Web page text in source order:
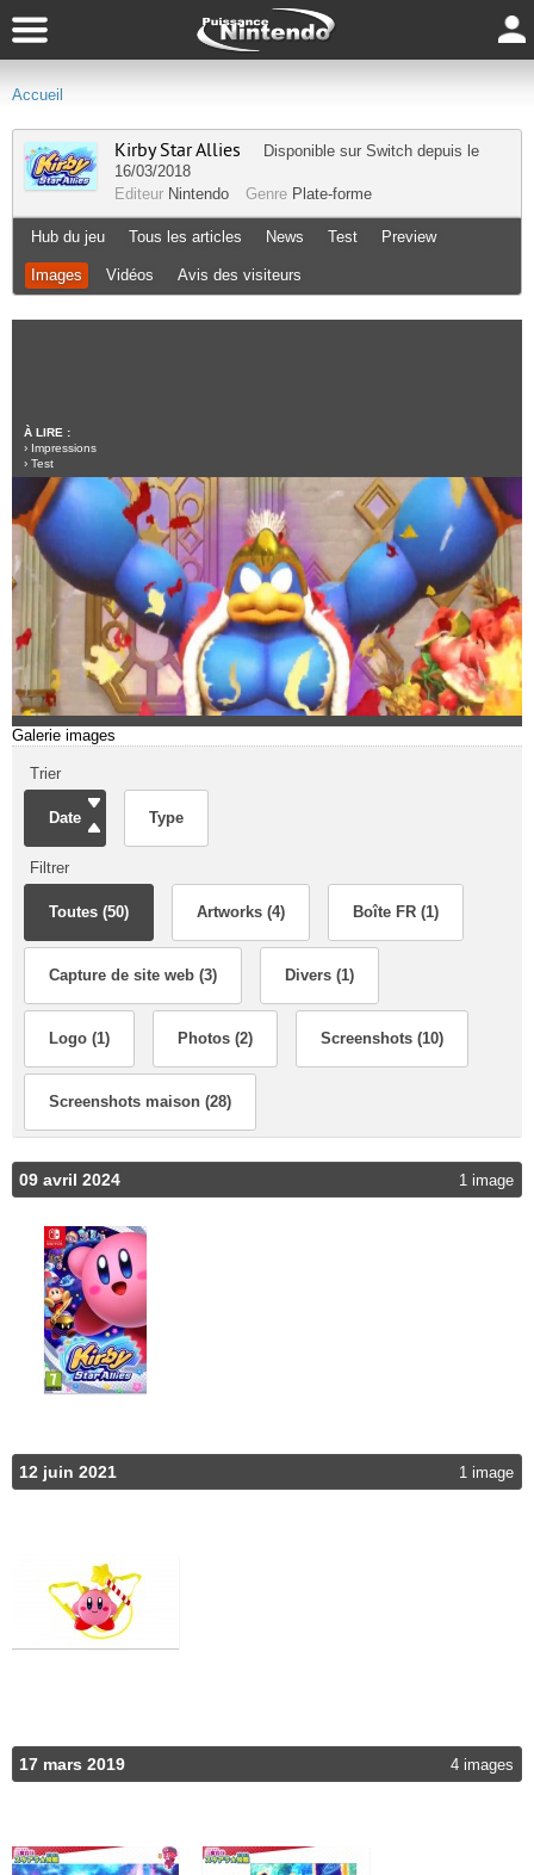
Accueil
Kirby Star Allies Disponible sur Switch depuis le
16/03/2018
Editeur Nintendo Genre Plate-forme
Hub du jeu Tous les articles News Test Preview
Images Vidéos Avis des visiteurs
À LIRE :
› Impressions
› Test
Galerie images
Trier
Date Type
Filtrer
Toutes (50) Artworks (4) Boîte FR (1)
Capture de site web (3) Divers (1)
Logo (1) Photos (2) Screenshots (10)
Screenshots maison (28)
09 avril 2024 1 image
12 juin 2021 1 image
17 mars 2019 4 images